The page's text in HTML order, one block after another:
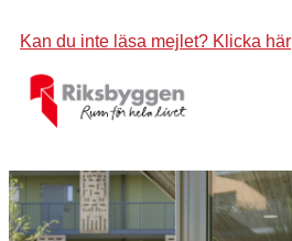
Kan du inte läsa mejlet? Klicka här